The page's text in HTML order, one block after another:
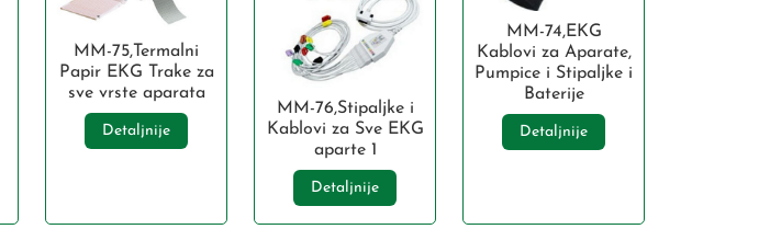
MM-75,Termalni
Papir EKG Trake za
sve vrste aparata
Detaljnije
MM-76,Stipaljke i
Kablovi za Sve EKG
aparte 1
Detaljnije
MM-74,EKG
Kablovi za Aparate,
Pumpice i Stipaljke i
Baterije
Detaljnije